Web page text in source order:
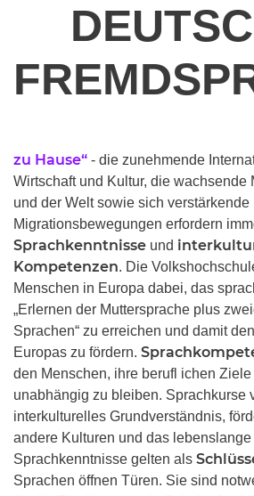
zu Hause“ - die zunehmende
Wirtschaft und Kultur, die wachsende
und der Welt sowie sich verstärkende
Migrationsbewegungen erfordern
Sprachkenntnisse und
Kompetenzen. Die
Menschen in Europa dabei, das
„Erlernen der Muttersprache plus
Sprachen“ zu erreichen und damit
Europas zu fördern.
den Menschen, ihre berufl ichen
unabhängig zu bleiben. Sprachkurse
interkulturelles Grundverständnis,
andere Kulturen und das lebenslange
Sprachkenntnisse gelten als
Sprachen öffnen Türen. Sie sind